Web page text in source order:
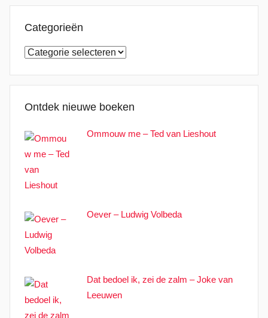
Categorieën
Categorieën
Ontdek nieuwe boeken
Ommouw me – Ted van Lieshout
Oever – Ludwig Volbeda
Dat bedoel ik, zei de zalm – Joke van
Leeuwen